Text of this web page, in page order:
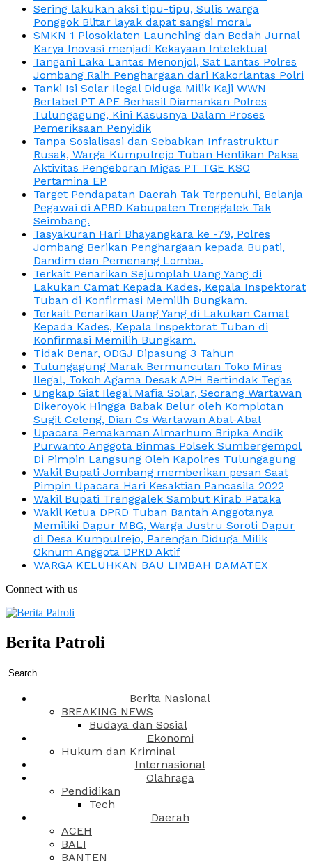
Sering lakukan aksi tipu-tipu, Sulis warga
Ponggok Blitar layak dapat sangsi moral.
SMKN 1 Plosoklaten Launching dan Bedah Jurnal
Karya Inovasi menjadi Kekayaan Intelektual
Tangani Laka Lantas Menonjol, Sat Lantas Polres
Jombang Raih Penghargaan dari Kakorlantas Polri
Tanki Isi Solar Ilegal Diduga Milik Kaji WWN
Berlabel PT APE Berhasil Diamankan Polres
Tulungagung, Kini Kasusnya Dalam Proses
Pemeriksaan Penyidik
Tanpa Sosialisasi dan Sebabkan Infrastruktur
Rusak, Warga Kumpulrejo Tuban Hentikan Paksa
Aktivitas Pengeboran Migas PT TGE KSO
Pertamina EP
Target Pendapatan Daerah Tak Terpenuhi, Belanja
Pegawai di APBD Kabupaten Trenggalek Tak
Seimbang.
Tasyakuran Hari Bhayangkara ke -79, Polres
Jombang Berikan Penghargaan kepada Bupati,
Dandim dan Pemenang Lomba.
Terkait Penarikan Sejumplah Uang Yang di
Lakukan Camat Kepada Kades, Kepala Inspektorat
Tuban di Konfirmasi Memilih Bungkam.
Terkait Penarikan Uang Yang di Lakukan Camat
Kepada Kades, Kepala Inspektorat Tuban di
Konfirmasi Memilih Bungkam.
Tidak Benar, ODGJ Dipasung 3 Tahun
Tulungagung Marak Bermunculan Toko Miras
Ilegal, Tokoh Agama Desak APH Bertindak Tegas
Ungkap Giat Ilegal Mafia Solar, Seorang Wartawan
Dikeroyok Hingga Babak Belur oleh Komplotan
Sugit Celeng, Dian Cs Wartawan Abal-Abal
Upacara Pemakaman Almarhum Bripka Andik
Purwanto Anggota Binmas Polsek Sumbergempol
Di Pimpin Langsung Oleh Kapolres Tulungagung
Wakil Bupati Jombang memberikan pesan Saat
Pimpin Upacara Hari Kesaktian Pancasila 2022
Wakil Bupati Trenggalek Sambut Kirab Pataka
Wakil Ketua DPRD Tuban Bantah Anggotanya
Memiliki Dapur MBG, Warga Justru Soroti Dapur
di Desa Kumpulrejo, Parengan Diduga Milik
Oknum Anggota DPRD Aktif
WARGA KELUHKAN BAU LIMBAH DAMATEX
Connect with us
Berita Patroli
Berita Nasional
BREAKING NEWS
Budaya dan Sosial
Ekonomi
Hukum dan Kriminal
Internasional
Olahraga
Pendidikan
Tech
Daerah
ACEH
BALI
BANTEN